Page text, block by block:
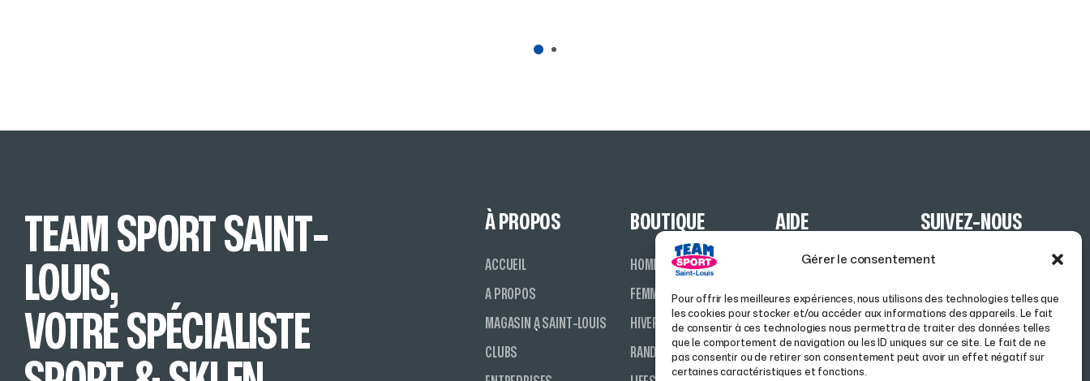
Gérer le consentement
Pour offrir les meilleures expériences, nous utilisons des technologies telles que
les cookies pour stocker et/ou accéder aux informations des appareils. Le fait
de consentir à ces technologies nous permettra de traiter des données telles
que le comportement de navigation ou les ID uniques sur ce site. Le fait de ne
pas consentir ou de retirer son consentement peut avoir un effet négatif sur
certaines caractéristiques et fonctions.
TEAM SPORT SAINT-
LOUIS,
VOTRE SPÉCIALISTE
À PROPOS
ACCUEIL
A PROPOS
MAGASIN À SAINT-LOUIS
CLUBS
BOUTIQUE
HOMME
FEMME
HIVER
RANDONNÉE
AIDE
CONDITIONS GÉNÉRALES DE
POLITIQUE DE COOKIES
POLITIQUE DE
CONFIDENTIALITÉ
SUIVEZ-NOUS
FACEBOOK
INSTAGRAM